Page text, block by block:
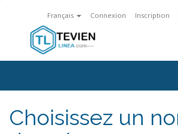
Français Connexion Inscription
Choisissez un